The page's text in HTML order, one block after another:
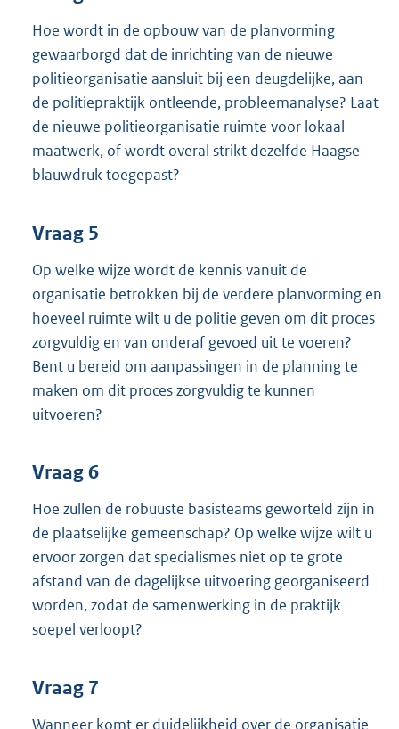
Hoe wordt in de opbouw van de planvorming
gewaarborgd dat de inrichting van de nieuwe
politieorganisatie aansluit bij een deugdelijke, aan
de politiepraktijk ontleende, probleemanalyse? Laat
de nieuwe politieorganisatie ruimte voor lokaal
maatwerk, of wordt overal strikt dezelfde Haagse
blauwdruk toegepast?
Vraag 5
Op welke wijze wordt de kennis vanuit de
organisatie betrokken bij de verdere planvorming en
hoeveel ruimte wilt u de politie geven om dit proces
zorgvuldig en van onderaf gevoed uit te voeren?
Bent u bereid om aanpassingen in de planning te
maken om dit proces zorgvuldig te kunnen
uitvoeren?
Vraag 6
Hoe zullen de robuuste basisteams geworteld zijn in
de plaatselijke gemeenschap? Op welke wijze wilt u
ervoor zorgen dat specialismes niet op te grote
afstand van de dagelijkse uitvoering georganiseerd
worden, zodat de samenwerking in de praktijk
soepel verloopt?
Vraag 7
Wanneer komt er duidelijkheid over de organisatie